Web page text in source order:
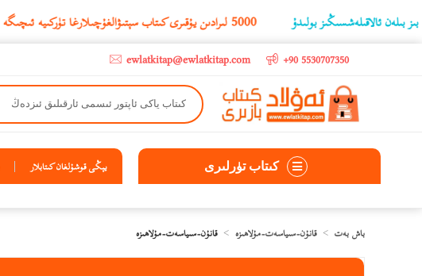
‫5000 لىرادىن يۇقىرى كىتاب سېتىۋالغۇچىلارغا تۈركىيە ئىچىگە ھەقسىز ئەۋەتىپ ېېرىلىدۇ بولىدۇ
+90 5530707350
ewlatkitap@ewlatkitap.com
كىتاب تۈرلىرى يېڭى قوشۇلغان كىتابلار
باش بەت قانۇن-سىياسەت-مۇلاھىزە قانۇن-سىياسەت-مۇلاھىزە